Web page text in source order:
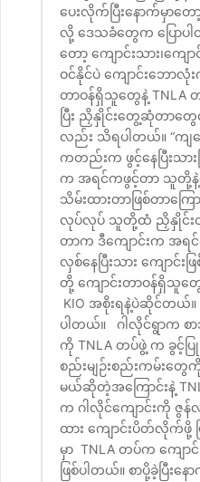
ပေးလိုက်ပြီးနောက်မှာတေ
လို့ ဒေသခံတွေက ပြောပါ
တော့ ကျောင်းသား၊ကျေ
ဝင်နိုင်ပဲ ကျောင်းဘောလုံး
တာဝန်ရှိသူတွေနဲ့ TNLA
ပြီး ညှိနှိုင်းတွေ့ဆုံတာတွ
လည်း သိရပါတယ်။ “ကျ
ကတည်းက ဖွင့်နေပြီးသား
က အရင်ကဖွင့်တာ သူတို့
သိမ်းထားတာဖြစ်တာက
လုပ်လုပ် သူတို့ထံ ညှိနှိုင်းတိုင်
တာက ဒီကျောင်းက အရ
လှစ်နေပြီးသား ကျောင်း
တို့ ကျောင်းတာဝန်ရှိသူတွ
KIO အစိုးရနဲ့ပဲဆိုင်တယ်။
ပါတယ်။ ဂါလိုင်ရွာက စာ
ကို TNLA တပ်ဖွဲ့ က ခွင့်ပ
စည်းမျဉ်းစည်းကမ်းတွေ
မယ်ဆိုတဲ့အကြောင်းနဲ့
က ဂါလိုင်ကျောင်းကို ဇွ
ထား ကျောင်းပိတ်လိုက်ဖို့
မှာ TNLA တပ်က ကျေ
ဖြစ်ပါတယ်။ စာပို့ခဲ့ပြီး